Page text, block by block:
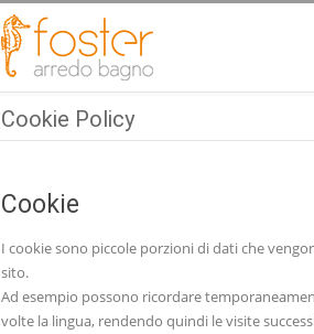
Cookie Policy
Cookie
I cookie sono piccole porzioni di dati che
sito.
Ad esempio possono ricordare
volte la lingua, rendendo quindi le visite